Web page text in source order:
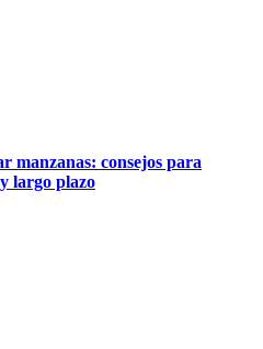
manzanas: consejos para
largo plazo